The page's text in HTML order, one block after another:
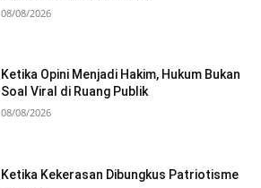
08/08/2026
Ketika Opini Menjadi Hakim, Hukum Bukan
Soal Viral di Ruang Publik
08/08/2026
Ketika Kekerasan Dibungkus Patriotisme